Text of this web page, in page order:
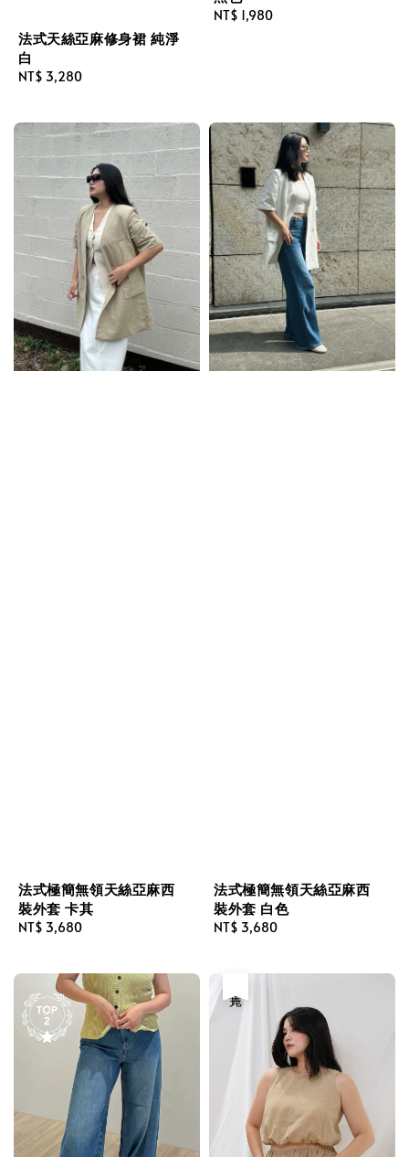
法式天絲亞麻修身裙 純淨
白
Regular
NT$ 3,280
Regular
NT$ 1,980
法式極簡無領天絲亞麻西
裝外套 卡其
Regular
NT$ 3,680
法式極簡無領天絲亞麻西
裝外套 白色
Regular
NT$ 3,680